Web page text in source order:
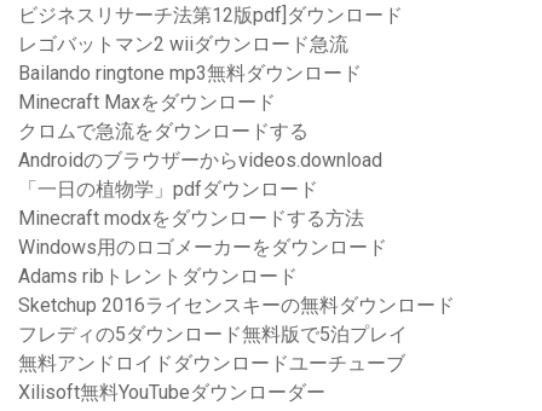
ビジネスリサーチ法第12版pdf]ダウンロード
レゴバットマン2 wiiダウンロード急流
Bailando ringtone mp3無料ダウンロード
Minecraft Maxをダウンロード
クロムで急流をダウンロードする
Androidのブラウザーからvideos.download
「一日の植物学」pdfダウンロード
Minecraft modxをダウンロードする方法
Windows用のロゴメーカーをダウンロード
Adams ribトレントダウンロード
Sketchup 2016ライセンスキーの無料ダウンロード
フレディの5ダウンロード無料版で5泊プレイ
無料アンドロイドダウンロードユーチューブ
Xilisoft無料YouTubeダウンローダー